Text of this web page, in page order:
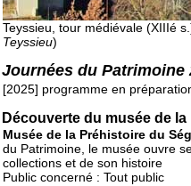
Teyssieu, tour médiévale (XIIIé
Teyssieu)
Journées du Patrimoine
[2025] programme en
Découverte du musée de
Musée de la Préhistoire du
du Patrimoine, le musée ouvre
collections et de son histoire
Public concerné : Tout public